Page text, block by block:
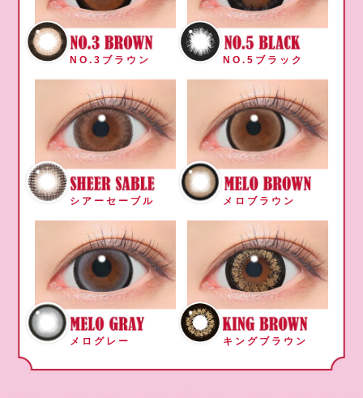
NO.3ブラウン NO.5ブラック
シアーセーブル メロブラウン
メログレー キングブラウン